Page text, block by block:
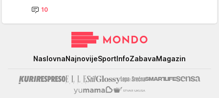
10
NaslovnaNajnovijeSportInfoZabavaMagazin